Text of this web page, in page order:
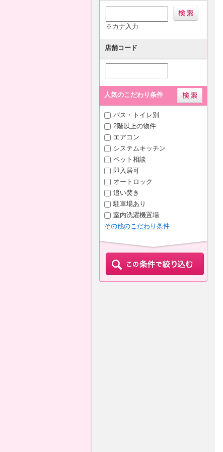
※カナ入力
店舗コード
人気のこだわり条件
バス・トイレ別
2階以上の物件
エアコン
システムキッチン
ペット相談
即入居可
オートロック
追い焚き
駐車場あり
室内洗濯機置場
その他のこだわり条件